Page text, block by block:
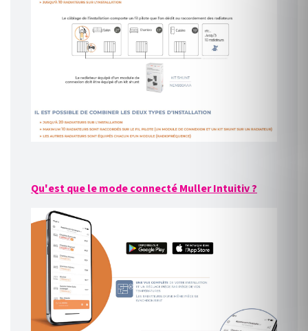
Qu'est que le mode connecté Muller Intuitiv ?